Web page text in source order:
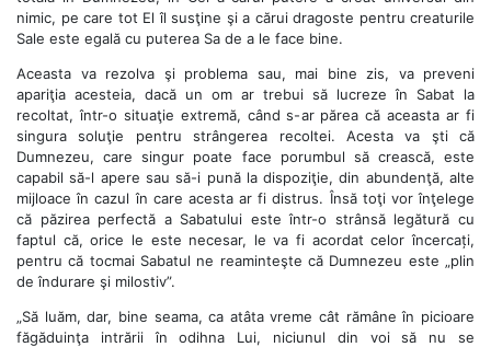
nimic, pe care tot El îl susţine şi a cărui dragoste pentru creaturile
Sale este egală cu puterea Sa de a le face bine.
Aceasta va rezolva şi problema sau, mai bine zis, va preveni
apariţia acesteia, dacă un om ar trebui să lucreze în Sabat la
recoltat, într-o situaţie extremă, când s-ar părea că aceasta ar fi
singura soluţie pentru strângerea recoltei. Acesta va şti că
Dumnezeu, care singur poate face porumbul să crească, este
capabil să-l apere sau să-i pună la dispoziţie, din abundenţă, alte
mijloace în cazul în care acesta ar fi distrus. Însă toţi vor înţelege
că păzirea perfectă a Sabatului este într-o strânsă legătură cu
faptul că, orice le este necesar, le va fi acordat celor încercați,
pentru că tocmai Sabatul ne reaminteşte că Dumnezeu este „plin
de îndurare şi milostiv”.
„Să luăm, dar, bine seama, ca atâta vreme cât rămâne în picioare
făgăduinţa intrării în odihna Lui, niciunul din voi să nu se